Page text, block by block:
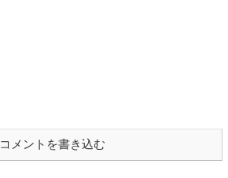
コメントを書き込む